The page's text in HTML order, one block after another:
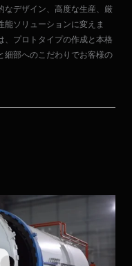
なデザイン、高度な生産、厳
ソリューションに変えま
、プロトタイプの作成と本格
細部へのこだわりでお客様の